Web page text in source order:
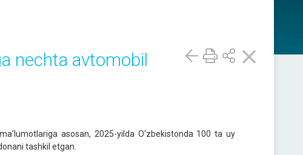
nechta avtomobil
asosan, 2025-yilda O‘zbekistonda 100 ta uy
tashkil etgan.